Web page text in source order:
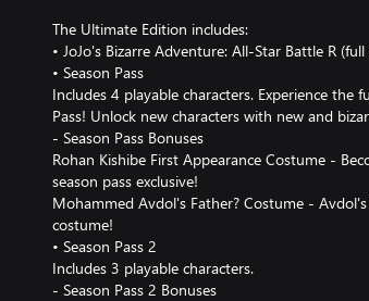
The Ultimate Edition includes:
• JoJo's Bizarre Adventure: All-Star Battle R
• Season Pass
Includes 4 playable characters. Experience the
Pass! Unlock new characters with new and
- Season Pass Bonuses
Rohan Kishibe First Appearance Costume -
season pass exclusive!
Mohammed Avdol's Father? Costume -
costume!
• Season Pass 2
Includes 3 playable characters.
- Season Pass 2 Bonuses